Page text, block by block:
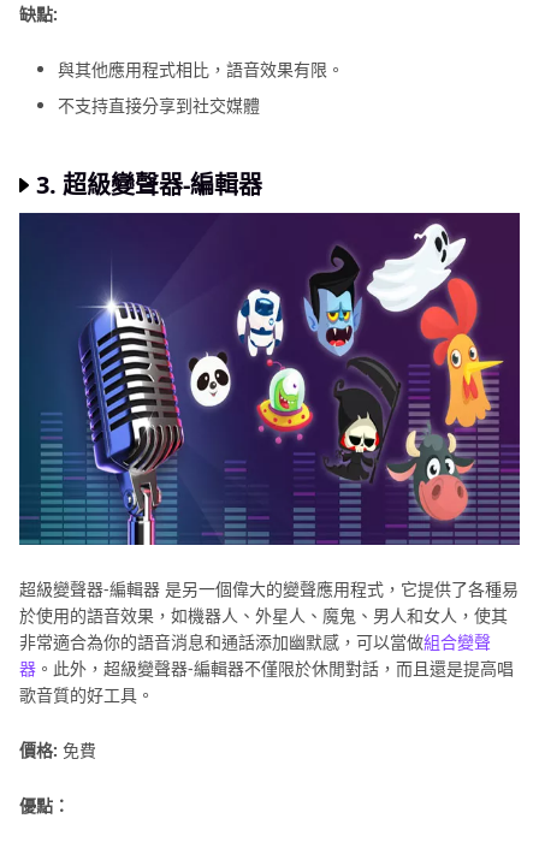
缺點:
與其他應用程式相比，語音效果有限。
不支持直接分享到社交媒體
3. 超級變聲器-編輯器
超級變聲器-編輯器 是另一個偉大的變聲應用程式，它提供了各種易
於使用的語音效果，如機器人、外星人、魔鬼、男人和女人，使其
非常適合為你的語音消息和通話添加幽默感，可以當做組合變聲
器 。此外，超級變聲器-編輯器不僅限於休閒對話，而且還是提高唱
歌音質的好工具。
價格: 免費
優點：